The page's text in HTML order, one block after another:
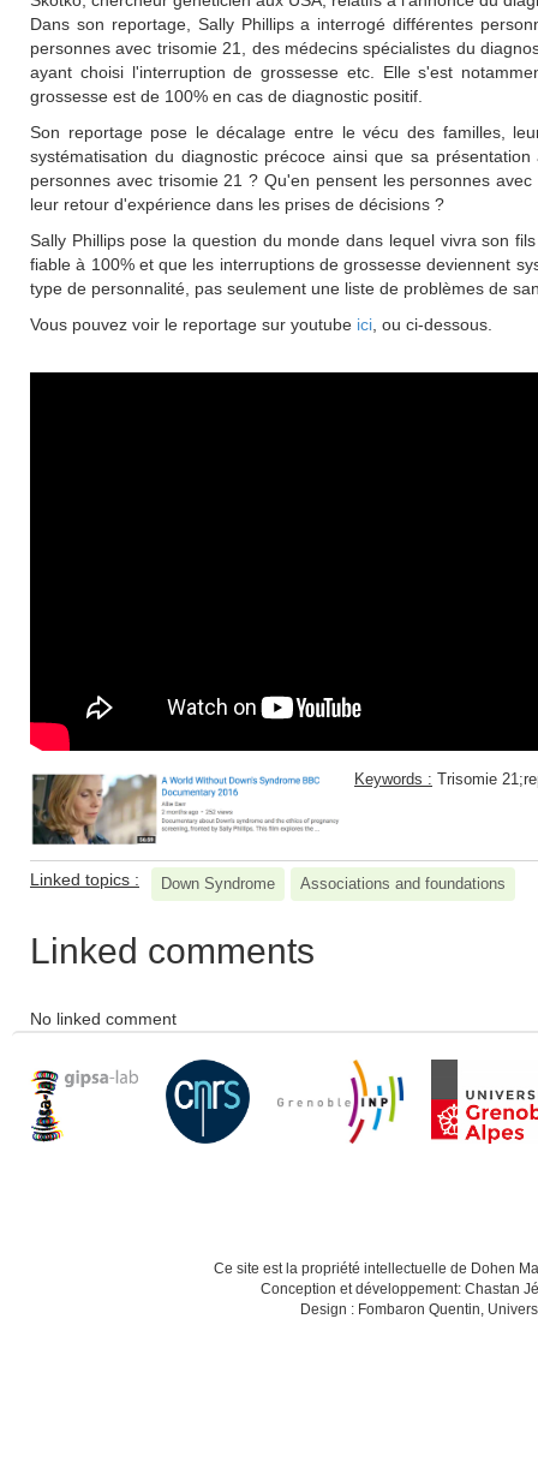
Dans son reportage, Sally Phillips a interrogé différentes
personnes avec trisomie 21, des médecins spécialistes du
ayant choisi l'interruption de grossesse etc. Elle s'est
grossesse est de 100% en cas de diagnostic positif.
Son reportage pose le décalage entre le vécu des familles,
systématisation du diagnostic précoce ainsi que sa
personnes avec trisomie 21 ? Qu'en pensent les personnes
leur retour d'expérience dans les prises de décisions ?
Sally Phillips pose la question du monde dans lequel vivra son
fiable à 100% et que les interruptions de grossesse deviennent
type de personnalité, pas seulement une liste de problèmes de
Vous pouvez voir le reportage sur youtube ici , ou ci-dessous.
Keywords : Trisomie
Linked topics : Down Syndrome Associations and foundations
Linked comments
No linked comment
Ce site est la propriété intellectuelle de Dohen
Conception et développement: Chastan
Design : Fombaron Quentin,